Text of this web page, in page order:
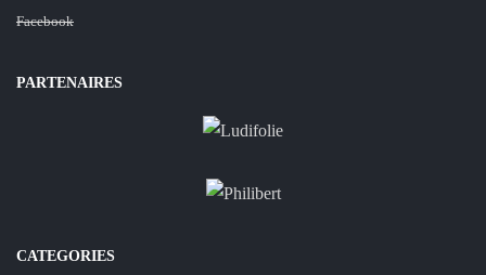
Facebook
PARTENAIRES
CATEGORIES